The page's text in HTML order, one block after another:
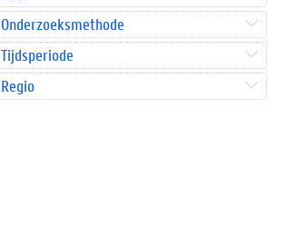
Onderzoeksmethode
Tijdsperiode
Regio